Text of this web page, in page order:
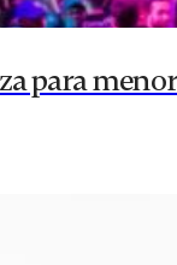
para